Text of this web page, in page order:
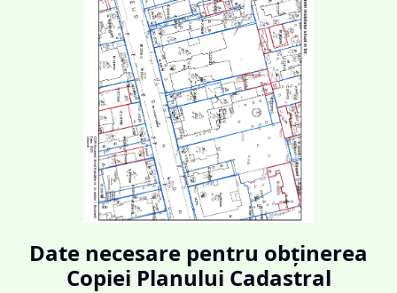
Date necesare pentru obținerea
Copiei Planului Cadastral